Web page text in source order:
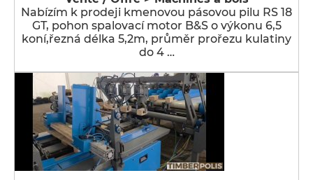
Nabízím k prodeji kmenovou pásovou pilu RS 18
GT, pohon spalovací motor B&S o výkonu 6,5
koní,řezná délka 5,2m, průměr prořezu kulatiny
do 4 …